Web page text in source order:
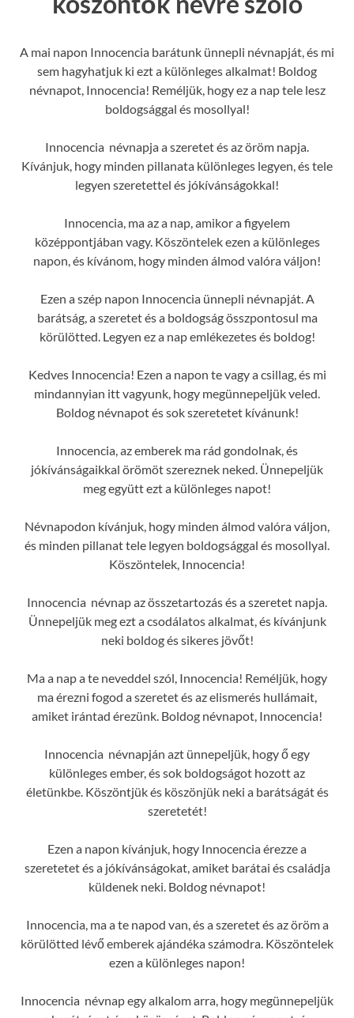
A mai napon Innocencia barátunk ünnepli névnapját, és mi
sem hagyhatjuk ki ezt a különleges alkalmat! Boldog
névnapot, Innocencia! Reméljük, hogy ez a nap tele lesz
boldogsággal és mosollyal!
Innocencia névnapja a szeretet és az öröm napja.
Kívánjuk, hogy minden pillanata különleges legyen, és tele
legyen szeretettel és jókívánságokkal!
Innocencia, ma az a nap, amikor a figyelem
középpontjában vagy. Köszöntelek ezen a különleges
napon, és kívánom, hogy minden álmod valóra váljon!
Ezen a szép napon Innocencia ünnepli névnapját. A
barátság, a szeretet és a boldogság összpontosul ma
körülötted. Legyen ez a nap emlékezetes és boldog!
Kedves Innocencia! Ezen a napon te vagy a csillag, és mi
mindannyian itt vagyunk, hogy megünnepeljük veled.
Boldog névnapot és sok szeretetet kívánunk!
Innocencia, az emberek ma rád gondolnak, és
jókívánságaikkal örömöt szereznek neked. Ünnepeljük
meg együtt ezt a különleges napot!
Névnapodon kívánjuk, hogy minden álmod valóra váljon,
és minden pillanat tele legyen boldogsággal és mosollyal.
Köszöntelek, Innocencia!
Innocencia névnap az összetartozás és a szeretet napja.
Ünnepeljük meg ezt a csodálatos alkalmat, és kívánjunk
neki boldog és sikeres jövőt!
Ma a nap a te neveddel szól, Innocencia! Reméljük, hogy
ma érezni fogod a szeretet és az elismerés hullámait,
amiket irántad érezünk. Boldog névnapot, Innocencia!
Innocencia névnapján azt ünnepeljük, hogy ő egy
különleges ember, és sok boldogságot hozott az
életünkbe. Köszöntjük és köszönjük neki a barátságát és
szeretetét!
Ezen a napon kívánjuk, hogy Innocencia érezze a
szeretetet és a jókívánságokat, amiket barátai és családja
küldenek neki. Boldog névnapot!
Innocencia, ma a te napod van, és a szeretet és az öröm a
körülötted lévő emberek ajándéka számodra. Köszöntelek
ezen a különleges napon!
Innocencia névnap egy alkalom arra, hogy megünnepeljük